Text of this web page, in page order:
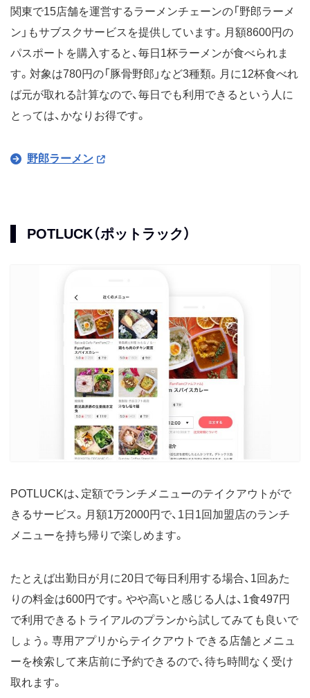
関東で15店舗を運営するラーメンチェーンの「野郎ラーメ
ン」もサブスクサービスを提供しています。月額8600円の
パスポートを購入すると、毎日1杯ラーメンが食べられま
す。対象は780円の「豚骨野郎」など3種類。月に12杯食べれ
ば元が取れる計算なので、毎日でも利用できるという人に
とっては、かなりお得です。
野郎ラーメン
POTLUCK（ポットラック）
POTLUCKは、定額でランチメニューのテイクアウトがで
きるサービス。月額1万2000円で、1日1回加盟店のランチ
メニューを持ち帰りで楽しめます。
たとえば出勤日が月に20日で毎日利用する場合、1回あた
りの料金は600円です。やや高いと感じる人は、1食497円
で利用できるトライアルのプランから試してみても良いで
しょう。専用アプリからテイクアウトできる店舗とメニュ
ーを検索して来店前に予約できるので、待ち時間なく受け
取れます。